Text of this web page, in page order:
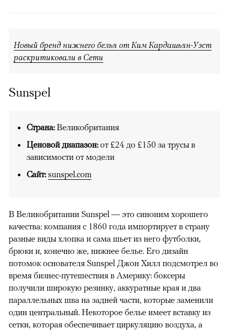
Новый бренд нижнего белья от Ким Кардашьян-Уэст
раскритиковали в Сети
Sunspel
Страна:Великобритания
Ценовой диапазон:от £24 до £150 за трусы в
зависимости от модели
Сайт:sunspel.com
В Великобритании Sunspel — это синоним хорошего
качества: компания с 1860 года импортирует в страну
разные виды хлопка и сама шьет из него футболки,
брюки и, конечно же, нижнее белье. Его дизайн
потомок основателя Sunspel Джон Хилл подсмотрел во
время бизнес-путешествия в Америку: боксеры
получили широкую резинку, аккуратные края и два
параллельных шва на задней части, которые заменили
один центральный. Некоторое белье имеет вставку из
сетки, которая обеспечивает циркуляцию воздуха, а